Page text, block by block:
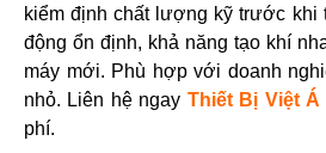
kiểm định chất lượng kỹ trước khi
động ổn định, khả năng tạo khí
máy mới. Phù hợp với doanh
nhỏ. Liên hệ ngay Thiết Bị Việt Á
phí.